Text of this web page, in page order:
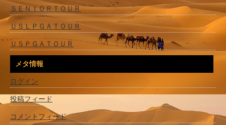
ＳＥＮＩＯＲＴＯＵＲ
ＵＳＬＰＧＡＴＯＵＲ
ＵＳＰＧＡＴＯＵＲ
メタ情報
ログイン
投稿フィード
コメントフィード